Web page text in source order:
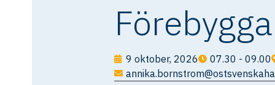
9 oktober, 2026 07.30 - 09.00